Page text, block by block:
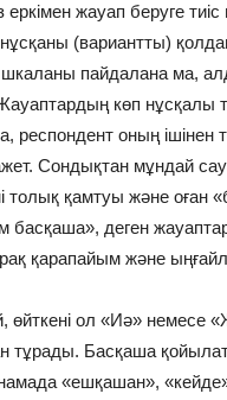
еркімен жауап беруге
(вариантты)
шкаланы пайдалана ма,
көп нұсқалы
оның ішінен
Сондықтан мұндай
толық қамтуы және оған
деген жауаптар
қарапайым және
өйткені ол «Иә» немесе
тұрады. Басқаша
«ешқашан»,